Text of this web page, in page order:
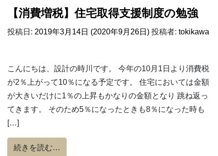
【消費増税】住宅取得支援制度の勉強
投稿日: 2019年3月14日 (2020年9月26日) 投稿者: tokikawa
こんにちは、設計の時川です。 今年の10月1日より消費税
が2％上がって10％になる予定です。 住宅においては金額
が大きいだけに1％の上昇もかなりの金額となり 跳ね返っ
てきます。 そのため5％になったときも8％になった時も
[…]
続きを読む…